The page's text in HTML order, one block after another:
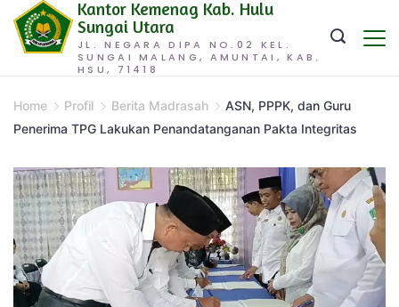
Skip
JL. NEGARA DIPA NO.02 KEL.
SUNGAI MALANG, AMUNTAI, KAB.
HSU, 71418
Kantor Kemenag Kab. Hulu
Sungai Utara
Home Profil Berita Madrasah
ASN, PPPK, dan Guru
Penerima TPG Lakukan Penandatanganan Pakta Integritas